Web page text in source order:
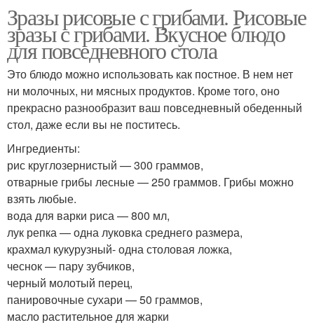
Зразы рисовые с грибами. Рисовые
зразы с грибами. Вкусное блюдо
для повседневного стола
Это блюдо можно использовать как постное. В нем нет
ни молочных, ни мясных продуктов. Кроме того, оно
прекрасно разнообразит ваш повседневный обеденный
стол, даже если вы не поститесь.
Ингредиенты:
рис круглозернистый — 300 граммов,
отварные грибы лесные — 250 граммов. Грибы можно
взять любые.
вода для варки риса — 800 мл,
лук репка — одна луковка среднего размера,
крахмал кукурузный- одна столовая ложка,
чеснок — пару зубчиков,
черный молотый перец,
панировочные сухари — 50 граммов,
масло растительное для жарки